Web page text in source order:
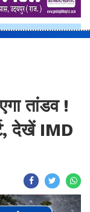
तांडव !
देखें IMD